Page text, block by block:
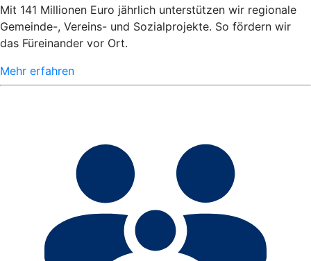
Mit 141 Millionen Euro jährlich unterstützen wir regionale
Gemeinde-, Vereins- und Sozialprojekte. So fördern wir
das Füreinander vor Ort.
Mehr erfahren